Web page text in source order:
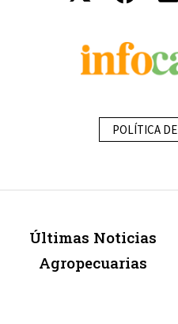
POLÍTICA
Últimas Noticias
Agropecuarias